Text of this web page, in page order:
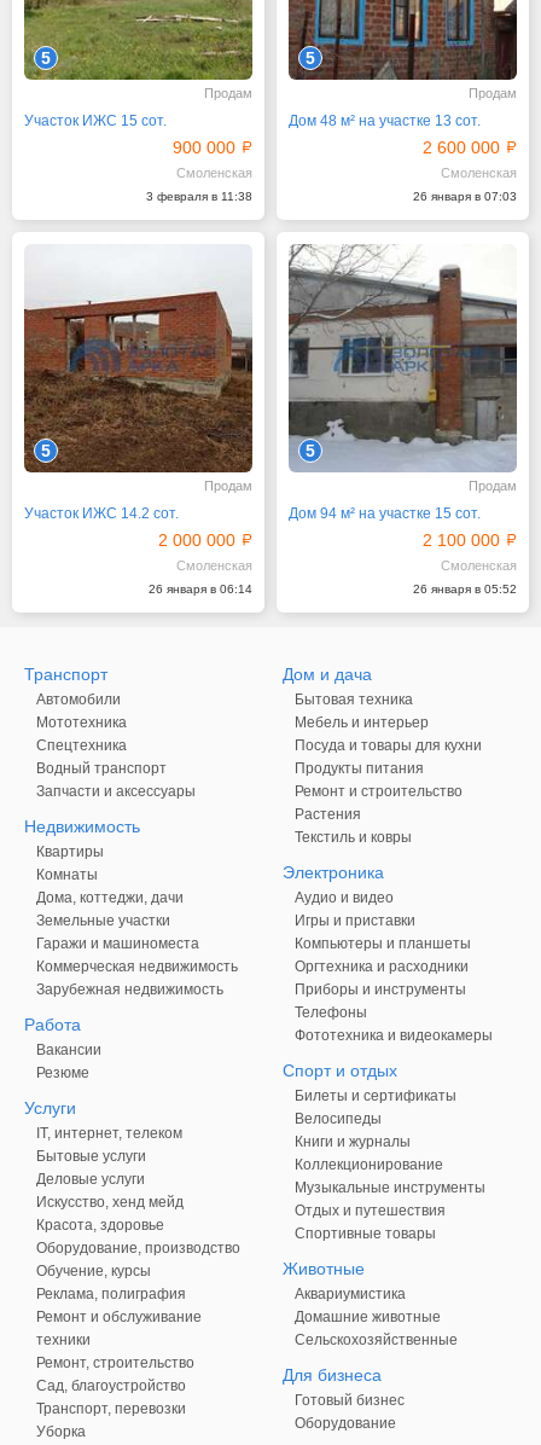
5
Продам
Участок ИЖС 15 сот.
900 000
Смоленская
3 февраля в 11:38
5
Продам
Дом 48 м² на участке 13 сот.
2 600 000
Смоленская
26 января в 07:03
5
Продам
Участок ИЖС 14.2 сот.
2 000 000
Смоленская
26 января в 06:14
5
Продам
Дом 94 м² на участке 15 сот.
2 100 000
Смоленская
26 января в 05:52
Транспорт
Автомобили
Мототехника
Спецтехника
Водный транспорт
Запчасти и аксессуары
Недвижимость
Квартиры
Комнаты
Дома, коттеджи, дачи
Земельные участки
Гаражи и машиноместа
Коммерческая недвижимость
Зарубежная недвижимость
Работа
Вакансии
Резюме
Услуги
IT, интернет, телеком
Бытовые услуги
Деловые услуги
Искусство, хенд мейд
Красота, здоровье
Оборудование, производство
Обучение, курсы
Реклама, полиграфия
Ремонт и обслуживание
техники
Ремонт, строительство
Сад, благоустройство
Транспорт, перевозки
Уборка
Дом и дача
Бытовая техника
Мебель и интерьер
Посуда и товары для кухни
Продукты питания
Ремонт и строительство
Растения
Текстиль и ковры
Электроника
Аудио и видео
Игры и приставки
Компьютеры и планшеты
Оргтехника и расходники
Приборы и инструменты
Телефоны
Фототехника и видеокамеры
Спорт и отдых
Билеты и сертификаты
Велосипеды
Книги и журналы
Коллекционирование
Музыкальные инструменты
Отдых и путешествия
Спортивные товары
Животные
Аквариумистика
Домашние животные
Сельскохозяйственные
Для бизнеса
Готовый бизнес
Оборудование